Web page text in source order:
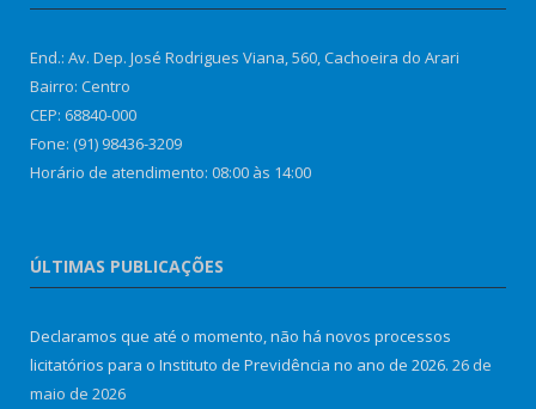
End.: Av. Dep. José Rodrigues Viana, 560, Cachoeira do Arari
Bairro: Centro
CEP: 68840-000
Fone: (91) 98436-3209
Horário de atendimento: 08:00 às 14:00
ÚLTIMAS PUBLICAÇÕES
Declaramos que até o momento, não há novos processos
licitatórios para o Instituto de Previdência no ano de 2026. 26 de
maio de 2026